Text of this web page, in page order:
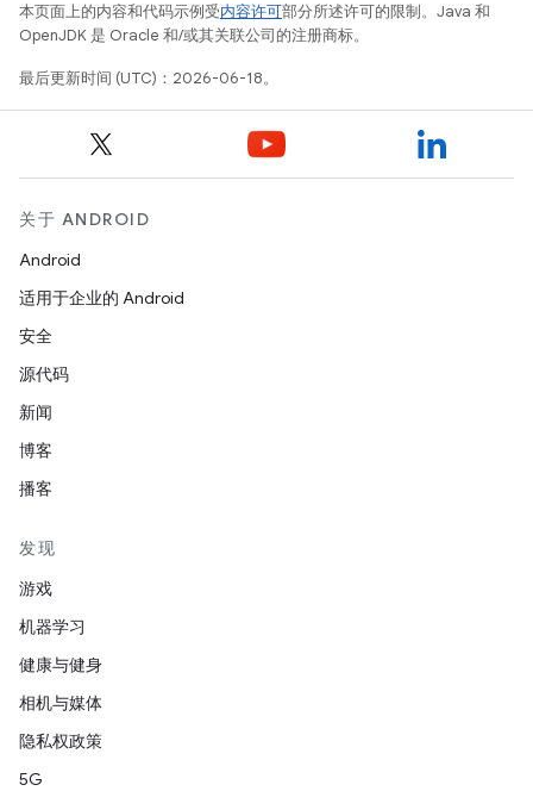
本页面上的内容和代码示例受内容许可部分所述许可的限制。Java 和
OpenJDK 是 Oracle 和/或其关联公司的注册商标。
最后更新时间 (UTC)：2026-06-18。
关于 ANDROID
Android
适用于企业的 Android
安全
源代码
新闻
博客
播客
发现
游戏
机器学习
健康与健身
相机与媒体
隐私权政策
5G